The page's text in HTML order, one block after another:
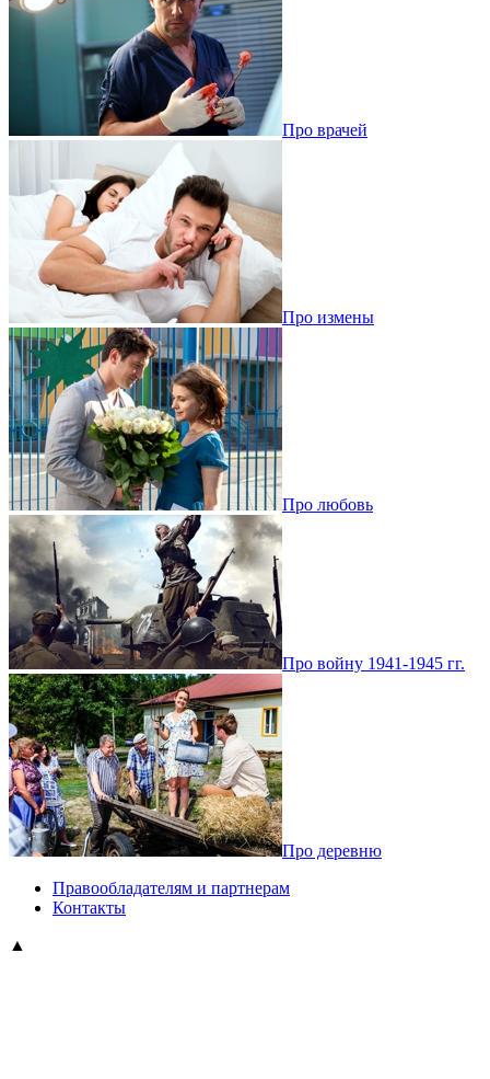
Про врачей
Про измены
Про любовь
Про войну 1941-1945 гг.
Про деревню
Правообладателям и партнерам
Контакты
▲